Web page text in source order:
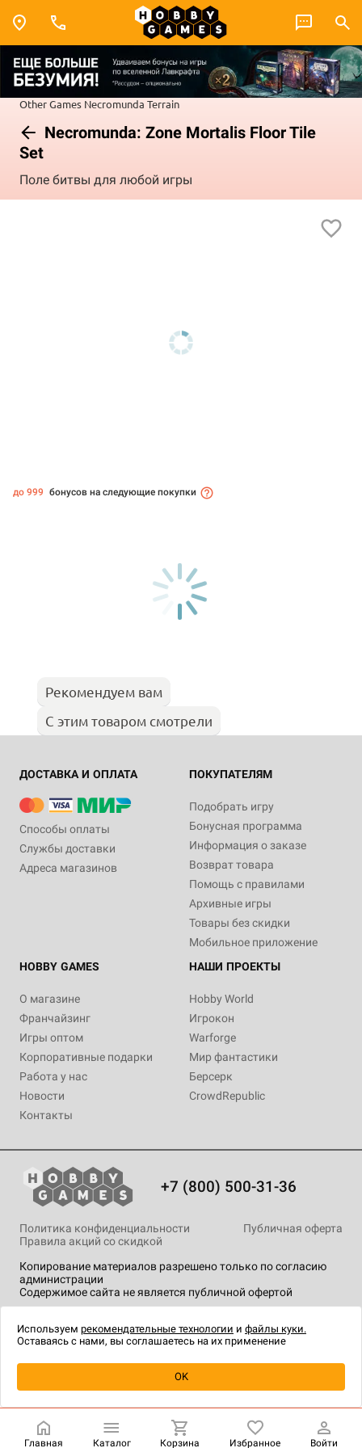
Other Games Necromunda Terrain
Necromunda: Zone Mortalis Floor Tile
Set
Поле битвы для любой игры
Купить| 9 990 ₽
до 999 бонусов на следующие покупки
Рекомендуем вам
С этим товаром смотрели
ДОСТАВКА И ОПЛАТА
Способы оплаты
Службы доставки
Адреса магазинов
ПОКУПАТЕЛЯМ
Подобрать игру
Бонусная программа
Информация о заказе
Возврат товара
Помощь с правилами
Архивные игры
Товары без скидки
Мобильное приложение
HOBBY GAMES
О магазине
Франчайзинг
Игры оптом
Корпоративные подарки
Работа у нас
Новости
Контакты
НАШИ ПРОЕКТЫ
Hobby World
Игрокон
Warforge
Мир фантастики
Берсерк
CrowdRepublic
+7 (800) 500-31-36
Копирование материалов разрешено только по согласию
администрации
Содержимое сайта не является публичной офертой
Политика конфиденциальности
Публичная оферта
Правила акций со скидкой
технологии.
Главная Каталог Корзина Избранное Войти
Используем рекомендательные технологии и файлы куки.
Оставаясь с нами, вы соглашаетесь на их применение
OK